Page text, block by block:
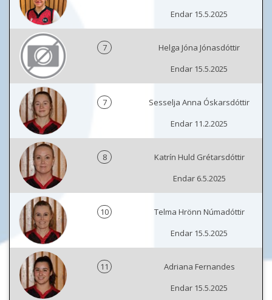
Endar 15.5.2025
7
Helga Jóna Jónasdóttir
Endar 15.5.2025
7
Sesselja Anna Óskarsdóttir
Endar 11.2.2025
8
Katrín Huld Grétarsdóttir
Endar 6.5.2025
10
Telma Hrönn Númadóttir
Endar 15.5.2025
11
Adriana Fernandes
Endar 15.5.2025